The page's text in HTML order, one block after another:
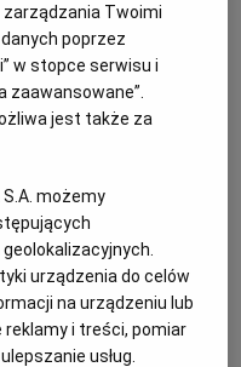
i Komornicy
zarządzania Twoimi
poprzez
w stopce serwisu i
zaawansowane”.
jest także za
możemy
urządzenia do celów
na urządzeniu lub
i treści, pomiar
i ulepszanie usług.